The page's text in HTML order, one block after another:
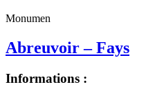
Monumen
Abreuvoir – Fays
Informations :